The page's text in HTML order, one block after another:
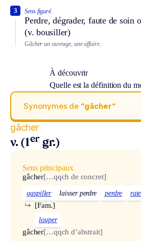
Sens figuré.
Perdre, dégrader, faute de soin
(v. bousiller)
3
Gâcher un ouvrage, une affaire.
À découvrir
Quelle est la définition du
Synonymes de “gâcher“
gâcher
v. (1er gr.)
Sens principaux
gâcher[…qqch de concret]
gaspiller laisser perdre perdre
[Fam.]
↪
louper
gâcher[…qqch d’abstrait]